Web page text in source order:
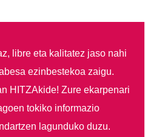
libre eta kalitatez jaso nahi
ezinbestekoa zaigu.
HITZAkide!Zure ekarpenari
tokiko informazio
lagunduko duzu.